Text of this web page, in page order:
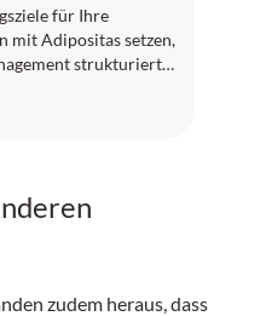
für Ihre
mit Adipositas setzen,
strukturiert
medikamentöse
zudem heraus, dass